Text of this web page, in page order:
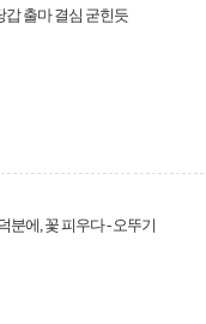
갑 출마 결심 굳힌듯
분에, 꽃 피우다 - 오뚜기